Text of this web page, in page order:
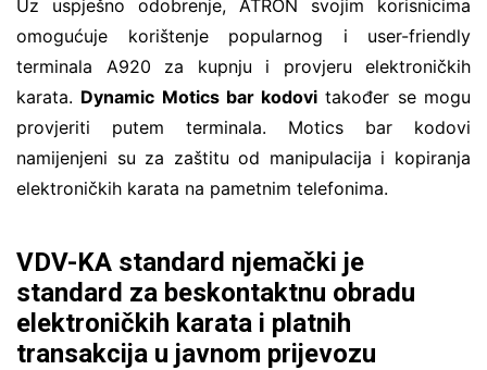
Uz uspješno odobrenje, ATRON svojim korisnicima
omogućuje korištenje popularnog i user-friendly
terminala A920 za kupnju i provjeru elektroničkih
karata. Dynamic Motics bar kodovi također se mogu
provjeriti putem terminala. Motics bar kodovi
namijenjeni su za zaštitu od manipulacija i kopiranja
elektroničkih karata na pametnim telefonima.
VDV-KA standard njemački je
standard za beskontaktnu obradu
elektroničkih karata i platnih
transakcija u javnom prijevozu